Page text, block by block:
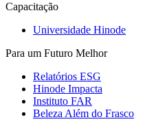
Capacitação
Universidade Hinode
Para um Futuro Melhor
Relatórios ESG
Hinode Impacta
Instituto FAR
Beleza Além do Frasco